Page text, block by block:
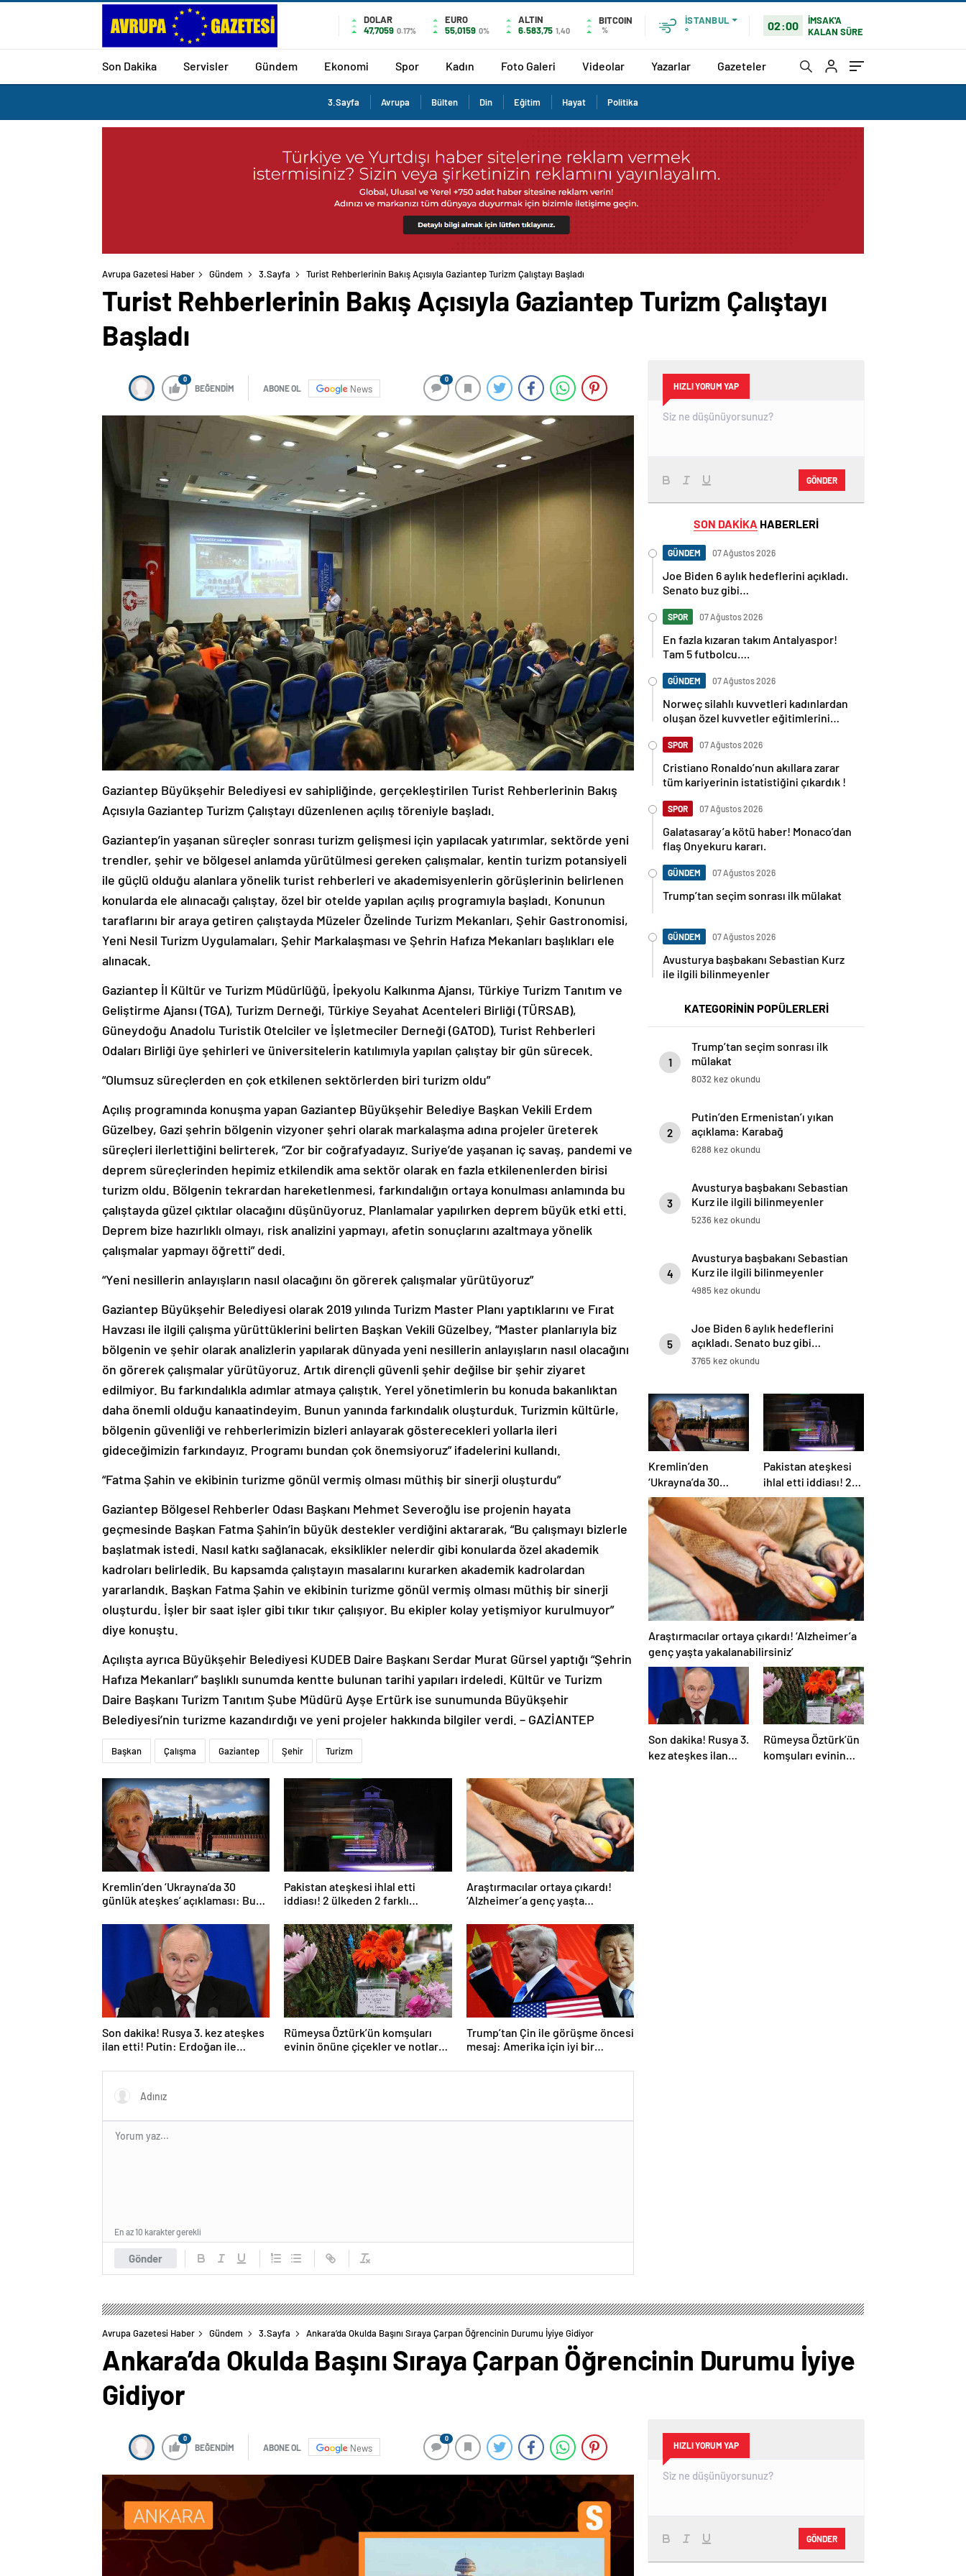
DOLAR
47,7059 0.17%
EURO
55,0159 0%
ALTIN
6.583,75 1,40
BITCOIN
%
İSTANBUL
°
02:00
İMSAK'A
KALAN SÜRE
Son Dakika Servisler Gündem Ekonomi Spor Kadın Foto Galeri Videolar Yazarlar Gazeteler
3.Sayfa Avrupa Bülten Din Eğitim Hayat Politika
Avrupa Gazetesi Haber Gündem 3.Sayfa Turist Rehberlerinin Bakış Açısıyla Gaziantep Turizm Çalıştayı Başladı
Turist Rehberlerinin Bakış Açısıyla Gaziantep Turizm Çalıştayı
Başladı
0
BEĞENDİM ABONE OL News
0
Gaziantep Büyükşehir Belediyesi ev sahipliğinde, gerçekleştirilen Turist Rehberlerinin Bakış
Açısıyla Gaziantep Turizm Çalıştayı düzenlenen açılış töreniyle başladı.
Gaziantep’in yaşanan süreçler sonrası turizm gelişmesi için yapılacak yatırımlar, sektörde yeni
trendler, şehir ve bölgesel anlamda yürütülmesi gereken çalışmalar, kentin turizm potansiyeli
ile güçlü olduğu alanlara yönelik turist rehberleri ve akademisyenlerin görüşlerinin belirlenen
konularda ele alınacağı çalıştay, özel bir otelde yapılan açılış programıyla başladı. Konunun
taraflarını bir araya getiren çalıştayda Müzeler Özelinde Turizm Mekanları, Şehir Gastronomisi,
Yeni Nesil Turizm Uygulamaları, Şehir Markalaşması ve Şehrin Hafıza Mekanları başlıkları ele
alınacak.
Gaziantep İl Kültür ve Turizm Müdürlüğü, İpekyolu Kalkınma Ajansı, Türkiye Turizm Tanıtım ve
Geliştirme Ajansı (TGA), Turizm Derneği, Türkiye Seyahat Acenteleri Birliği (TÜRSAB),
Güneydoğu Anadolu Turistik Otelciler ve İşletmeciler Derneği (GATOD), Turist Rehberleri
Odaları Birliği üye şehirleri ve üniversitelerin katılımıyla yapılan çalıştay bir gün sürecek.
“Olumsuz süreçlerden en çok etkilenen sektörlerden biri turizm oldu”
Açılış programında konuşma yapan Gaziantep Büyükşehir Belediye Başkan Vekili Erdem
Güzelbey, Gazi şehrin bölgenin vizyoner şehri olarak markalaşma adına projeler üreterek
süreçleri ilerlettiğini belirterek, “Zor bir coğrafyadayız. Suriye’de yaşanan iç savaş, pandemi ve
deprem süreçlerinden hepimiz etkilendik ama sektör olarak en fazla etkilenenlerden birisi
turizm oldu. Bölgenin tekrardan hareketlenmesi, farkındalığın ortaya konulması anlamında bu
çalıştayda güzel çıktılar olacağını düşünüyoruz. Planlamalar yapılırken deprem büyük etki etti.
Deprem bize hazırlıklı olmayı, risk analizini yapmayı, afetin sonuçlarını azaltmaya yönelik
çalışmalar yapmayı öğretti” dedi.
“Yeni nesillerin anlayışların nasıl olacağını ön görerek çalışmalar yürütüyoruz”
Gaziantep Büyükşehir Belediyesi olarak 2019 yılında Turizm Master Planı yaptıklarını ve Fırat
Havzası ile ilgili çalışma yürüttüklerini belirten Başkan Vekili Güzelbey, “Master planlarıyla biz
bölgenin ve şehir olarak analizlerin yapılarak dünyada yeni nesillerin anlayışların nasıl olacağını
ön görerek çalışmalar yürütüyoruz. Artık dirençli güvenli şehir değilse bir şehir ziyaret
edilmiyor. Bu farkındalıkla adımlar atmaya çalıştık. Yerel yönetimlerin bu konuda bakanlıktan
daha önemli olduğu kanaatindeyim. Bunun yanında farkındalık oluşturduk. Turizmin kültürle,
bölgenin güvenliği ve rehberlerimizin bizleri anlayarak gösterecekleri yollarla ileri
gideceğimizin farkındayız. Programı bundan çok önemsiyoruz” ifadelerini kullandı.
“Fatma Şahin ve ekibinin turizme gönül vermiş olması müthiş bir sinerji oluşturdu”
Gaziantep Bölgesel Rehberler Odası Başkanı Mehmet Severoğlu ise projenin hayata
geçmesinde Başkan Fatma Şahin’in büyük destekler verdiğini aktararak, “Bu çalışmayı bizlerle
başlatmak istedi. Nasıl katkı sağlanacak, eksiklikler nelerdir gibi konularda özel akademik
kadroları belirledik. Bu kapsamda çalıştayın masalarını kurarken akademik kadrolardan
yararlandık. Başkan Fatma Şahin ve ekibinin turizme gönül vermiş olması müthiş bir sinerji
oluşturdu. İşler bir saat işler gibi tıkır tıkır çalışıyor. Bu ekipler kolay yetişmiyor kurulmuyor”
diye konuştu.
Açılışta ayrıca Büyükşehir Belediyesi KUDEB Daire Başkanı Serdar Murat Gürsel yaptığı “Şehrin
Hafıza Mekanları” başlıklı sunumda kentte bulunan tarihi yapıları irdeledi. Kültür ve Turizm
Daire Başkanı Turizm Tanıtım Şube Müdürü Ayşe Ertürk ise sunumunda Büyükşehir
Belediyesi’nin turizme kazandırdığı ve yeni projeler hakkında bilgiler verdi. – GAZİANTEP
Başkan Çalışma Gaziantep Şehir Turizm
Kremlin’den ‘Ukrayna’da 30
günlük ateşkes’ açıklaması: Bunu
Pakistan ateşkesi ihlal etti
iddiası! 2 ülkeden 2 farklı
Araştırmacılar ortaya çıkardı!
‘Alzheimer’a genç yaşta
Son dakika! Rusya 3. kez ateşkes
ilan etti! Putin: Erdoğan ile
Rümeysa Öztürk’ün komşuları
evinin önüne çiçekler ve notlar
Trump’tan Çin ile görüşme öncesi
mesaj: Amerika için iyi bir
Gönder
En az 10 karakter gerekli
HIZLI YORUM YAP
GÖNDER
SON DAKİKA HABERLERİ
GÜNDEM 07 Ağustos 2026
Joe Biden 6 aylık hedeflerini açıkladı.
Senato buz gibi…
SPOR 07 Ağustos 2026
En fazla kızaran takım Antalyaspor!
Tam 5 futbolcu….
GÜNDEM 07 Ağustos 2026
Norweç silahlı kuvvetleri kadınlardan
oluşan özel kuvvetler eğitimlerini
SPOR 07 Ağustos 2026
Cristiano Ronaldo’nun akıllara zarar
tüm kariyerinin istatistiğini çıkardık !
SPOR 07 Ağustos 2026
Galatasaray’a kötü haber! Monaco’dan
flaş Onyekuru kararı.
GÜNDEM 07 Ağustos 2026
Trump’tan seçim sonrası ilk mülakat
GÜNDEM 07 Ağustos 2026
Avusturya başbakanı Sebastian Kurz
ile ilgili bilinmeyenler
KATEGORİNİN POPÜLERLERİ
1
Trump’tan seçim sonrası ilk
mülakat
8032 kez okundu
2
Putin’den Ermenistan’ı yıkan
açıklama: Karabağ
Azerbaycan’ın ayrılmaz bir
6288 kez okundu
3
Avusturya başbakanı Sebastian
Kurz ile ilgili bilinmeyenler
5236 kez okundu
4
Avusturya başbakanı Sebastian
Kurz ile ilgili bilinmeyenler
4985 kez okundu
5
Joe Biden 6 aylık hedeflerini
açıkladı. Senato buz gibi…
3765 kez okundu
Kremlin’den
‘Ukrayna’da 30
günlük ateşkes’
açıklaması: Bunu
iyice düşünmeliyiz
Pakistan ateşkesi
ihlal etti iddiası! 2
ülkeden 2 farklı
açıklama
Araştırmacılar ortaya çıkardı! ‘Alzheimer’a
genç yaşta yakalanabilirsiniz’
Son dakika! Rusya 3.
kez ateşkes ilan
Rümeysa Öztürk’ün
komşuları evinin
Avrupa Gazetesi Haber Gündem 3.Sayfa Ankara’da Okulda Başını Sıraya Çarpan Öğrencinin Durumu İyiye Gidiyor
Ankara’da Okulda Başını Sıraya Çarpan Öğrencinin Durumu İyiye
Gidiyor
0
BEĞENDİM ABONE OL News
0
HIZLI YORUM YAP
GÖNDER